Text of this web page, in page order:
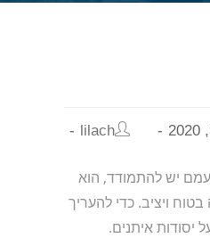
lilach
יש להתמודד, הוא
ויציב. כדי להעריך
יסודות איתנים.